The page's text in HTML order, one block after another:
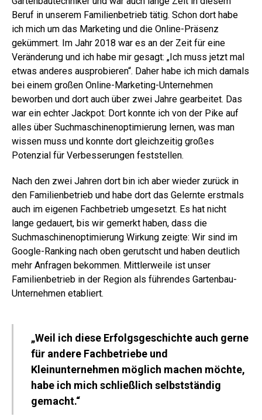
Beruf in unserem Familienbetrieb tätig. Schon dort habe
ich mich um das Marketing und die Online-Präsenz
gekümmert. Im Jahr 2018 war es an der Zeit für eine
Veränderung und ich habe mir gesagt: „Ich muss jetzt mal
etwas anderes ausprobieren“. Daher habe ich mich damals
bei einem großen Online-Marketing-Unternehmen
beworben und dort auch über zwei Jahre gearbeitet. Das
war ein echter Jackpot: Dort konnte ich von der Pike auf
alles über Suchmaschinenoptimierung lernen, was man
wissen muss und konnte dort gleichzeitig großes
Potenzial für Verbesserungen feststellen.
Nach den zwei Jahren dort bin ich aber wieder zurück in
den Familienbetrieb und habe dort das Gelernte erstmals
auch im eigenen Fachbetrieb umgesetzt. Es hat nicht
lange gedauert, bis wir gemerkt haben, dass die
Suchmaschinenoptimierung Wirkung zeigte: Wir sind im
Google-Ranking nach oben gerutscht und haben deutlich
mehr Anfragen bekommen. Mittlerweile ist unser
Familienbetrieb in der Region als führendes Gartenbau-
Unternehmen etabliert.
„Weil ich diese Erfolgsgeschichte auch gerne
für andere Fachbetriebe und
Kleinunternehmen möglich machen möchte,
habe ich mich schließlich selbstständig
gemacht.“